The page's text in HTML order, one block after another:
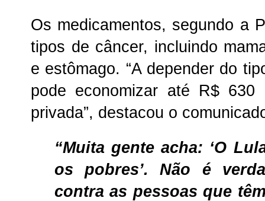
Os medicamentos, segundo a
tipos de câncer, incluindo
e estômago. “A depender do
pode economizar até R$
privada”, destacou o
“Muita gente acha: ‘O
os pobres’. Não é
contra as pessoas que